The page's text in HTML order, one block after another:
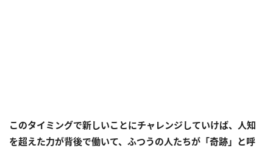
このタイミングで新しいことにチャレンジしていけば、人知
を超えた力が背後で働いて、ふつうの人たちが「奇跡」と呼